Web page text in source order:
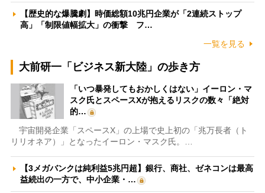
【歴史的な爆騰劇】時価総額10兆円企業が「2連続ストップ
高」「制限値幅拡大」の衝撃 フ…
一覧を見る
大前研一「ビジネス新大陸」の歩き方
「いつ暴発してもおかしくはない」イーロン・マ
スク氏とスペースXが抱えるリスクの数々「絶対
的…
宇宙開発企業「スペースX」の上場で史上初の「兆万長者（ト
リリオネア）」となったイーロン・マスク氏。…
【3メガバンクは純利益5兆円超】銀行、商社、ゼネコンは最高
益続出の一方で、中小企業・…